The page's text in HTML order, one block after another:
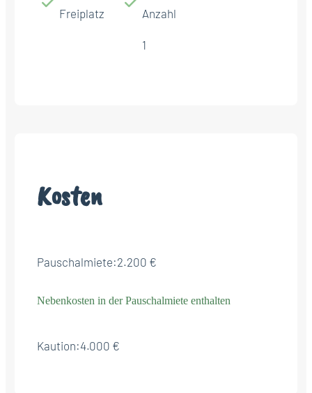
Freiplatz Anzahl
1
Kosten
Pauschalmiete:2.200 €
Nebenkosten in der Pauschalmiete enthalten
Kaution:4.000 €